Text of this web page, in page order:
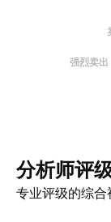
强烈卖出
分析师评
专业评级的综合